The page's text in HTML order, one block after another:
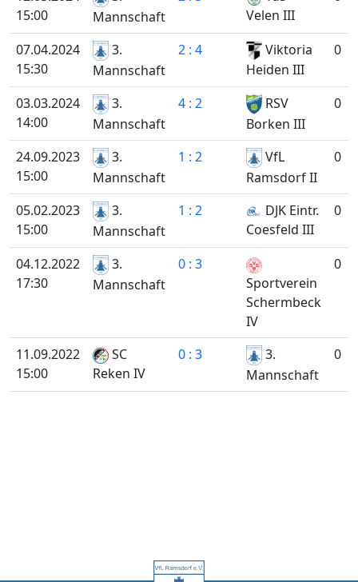
15:00
Mannschaft
Velen III
07.04.2024
15:30
3.
Mannschaft
2 : 4
Viktoria
Heiden III
0
03.03.2024
14:00
3.
Mannschaft
4 : 2
RSV
Borken III
0
24.09.2023
15:00
3.
Mannschaft
1 : 2
VfL
Ramsdorf II
0
05.02.2023
15:00
3.
Mannschaft
1 : 2
DJK Eintr.
Coesfeld III
0
04.12.2022
17:30
3.
Mannschaft
0 : 3
Sportverein
Schermbeck
IV
0
11.09.2022
15:00
SC
Reken IV
0 : 3
3.
Mannschaft
0